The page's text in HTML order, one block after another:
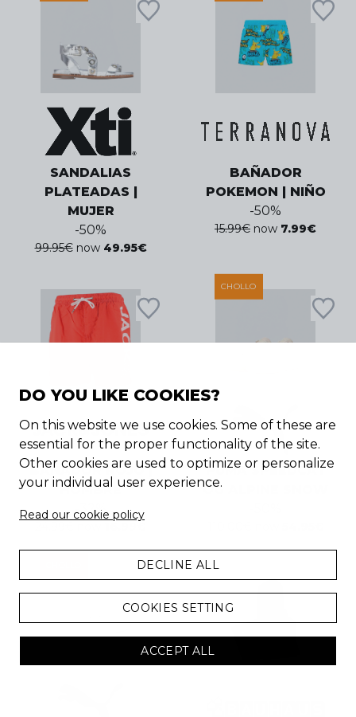
SANDALIAS
PLATEADAS |
MUJER
-50%
99.95€ now 49.95€
BAÑADOR
POKEMON | NIÑO
-50%
15.99€ now 7.99€
BAÑADOR ROJO |
HOMBRE
-32%
CHOLLO
PUMA SPEEDCAT
OG ALPINE SNOW
DO YOU LIKE COOKIES?
On this website we use cookies. Some of these are
essential for the proper functionality of the site.
Other cookies are used to optimize or personalize
your individual user experience.
Read our cookie policy
DECLINE ALL
COOKIES SETTING
ACCEPT ALL